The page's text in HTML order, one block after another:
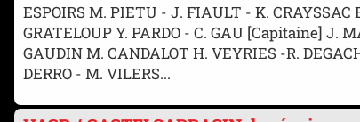
ESPOIRS M. PIETU - J. FIAULT - K. CRAYSSAC
GRATELOUP Y. PARDO - C. GAU [Capitaine] J.
GAUDIN M. CANDALOT H. VEYRIES -R.
DERRO - M. VILERS...